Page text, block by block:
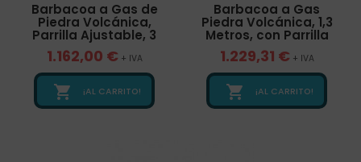
Barbacoa a Gas de
Piedra Volcánica,
Parrilla Ajustable, 3
1.162,00 € + IVA
 ¡AL CARRITO!
Barbacoa a Gas
Piedra Volcánica, 1,3
Metros, con Parrilla
1.229,31 € + IVA
 ¡AL CARRITO!